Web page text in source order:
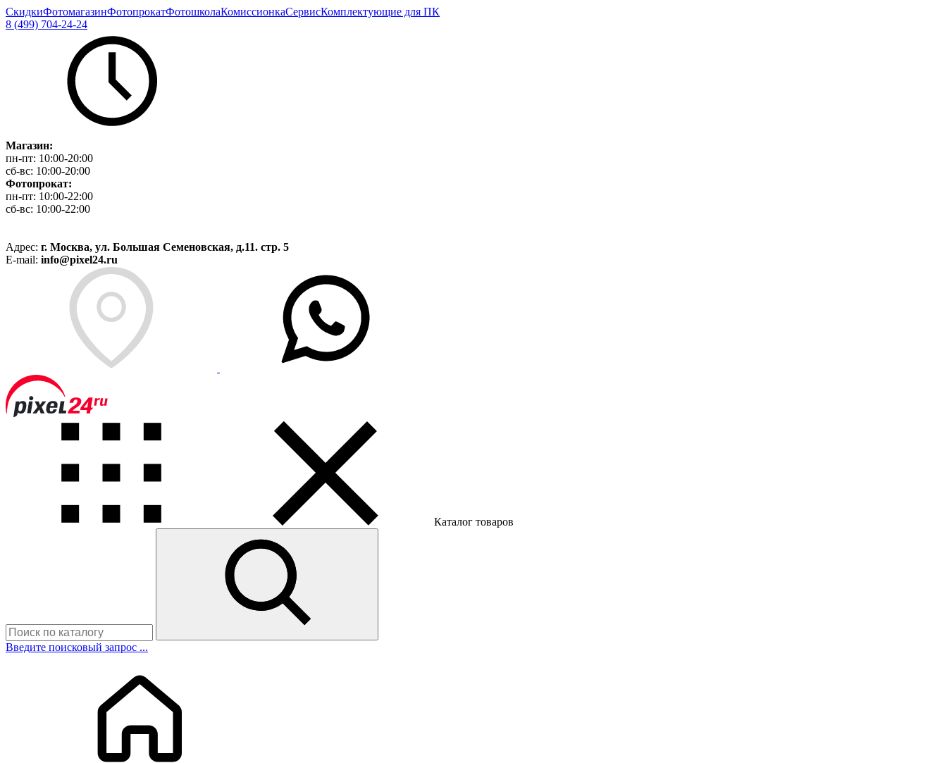
СкидкиФотомагазинФотопрокатФотошколаКомиссионкаСервисКомплектующие для ПК
8 (499) 704-24-24
Магазин:
пн-пт: 10:00-20:00
сб-вс: 10:00-20:00
Фотопрокат:
пн-пт: 10:00-22:00
сб-вс: 10:00-22:00
Адрес: г. Москва, ул. Большая Семеновская, д.11. стр. 5
E-mail: info@pixel24.ru
Каталог товаров
Введите поисковый запрос ...